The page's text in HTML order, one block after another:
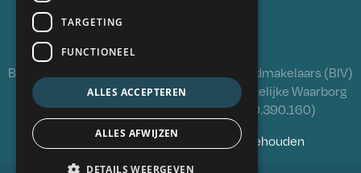
BIV 504341 - Beroepsinstituut van Vastgoedmakelaars (BIV)
Luxemburgstraat 16B, 1000 Brussel - Wettelijke Waarborg
via polis NV AXA Belgium (polisnr. 730.390.160)
© 2026 Oximo. Alle rechten voorbehouden
TARGETING
FUNCTIONEEL
ALLES ACCEPTEREN
ALLES AFWIJZEN
DETAILS WEERGEVEN